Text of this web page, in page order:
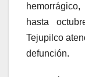
hasta
Tejupilco
defunción.